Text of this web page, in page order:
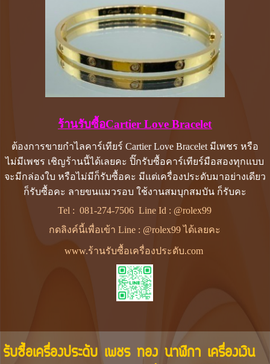
ร้านรับซื้อCartier Love Bracelet
ต้องการขายกำไลคาร์เทียร์ Cartier Love Bracelet มีเพชร หรือ
ไม่มีเพชร เชิญร้านนี้ได้เลยคะ ปิ๊กรับซื้อคาร์เทียร์มือสองทุกแบบ
จะมีกล่องใบ หรือไม่มีก็รับซื้อคะ มีแต่เครื่องประดับมาอย่างเดียว
ก็รับซื้อคะ ลายขนแมวรอบ ใช้งานสมบุกสมบัน ก็รับคะ
Tel :081-274-7506 Line Id : @rolex99
กดลิงค์นี้เพื่อเข้า Line : @rolex99 ได้เลยคะ
www.ร้านรับซื้อเครื่องประดับ.com
รับซื้อเครื่องประดับ เพชร ทอง นาฬิกา เครื่องเงิน